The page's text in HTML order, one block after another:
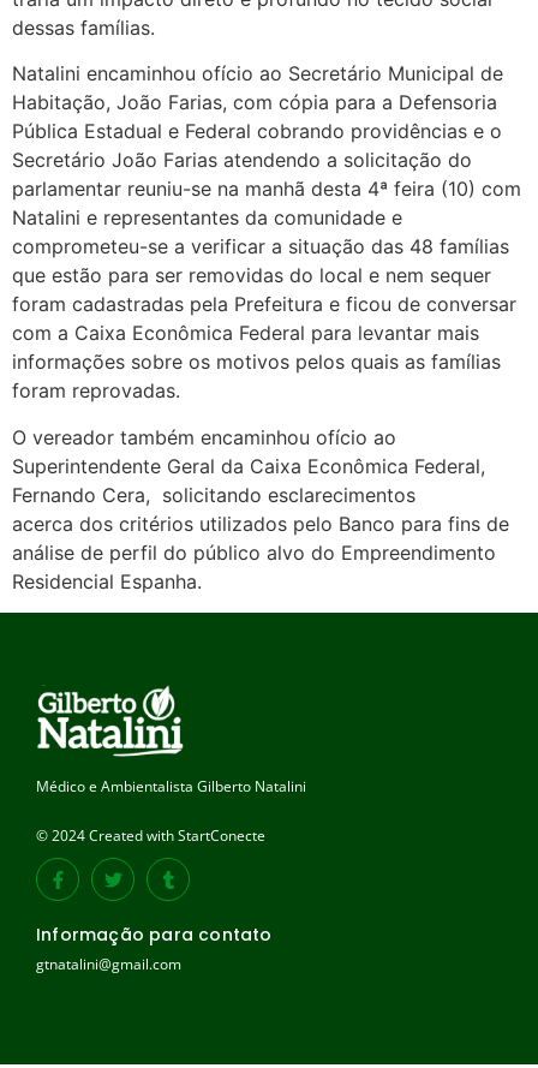
dessas famílias.
Natalini encaminhou ofício ao Secretário Municipal de
Habitação, João Farias, com cópia para a Defensoria
Pública Estadual e Federal cobrando providências e o
Secretário João Farias atendendo a solicitação do
parlamentar reuniu-se na manhã desta 4ª feira (10) com
Natalini e representantes da comunidade e
comprometeu-se a verificar a situação das 48 famílias
que estão para ser removidas do local e nem sequer
foram cadastradas pela Prefeitura e ficou de conversar
com a Caixa Econômica Federal para levantar mais
informações sobre os motivos pelos quais as famílias
foram reprovadas.
O vereador também encaminhou ofício ao
Superintendente Geral da Caixa Econômica Federal,
Fernando Cera, solicitando esclarecimentos
acerca dos critérios utilizados pelo Banco para fins de
análise de perfil do público alvo do Empreendimento
Residencial Espanha.
Médico e Ambientalista Gilberto Natalini
© 2024 Created with StartConecte
Informação para contato
gtnatalini@gmail.com